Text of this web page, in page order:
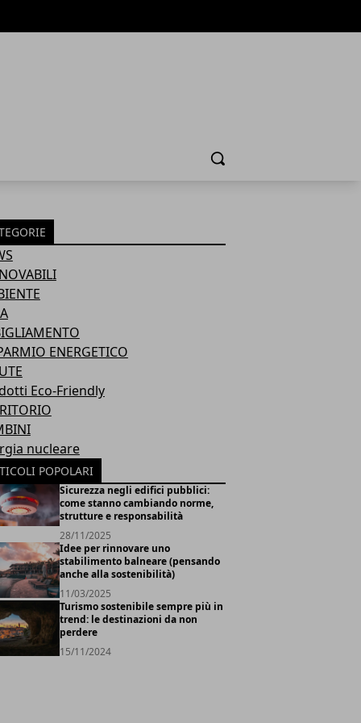
Cerca
ENERGETICO
Eco-Friendly
nucleare
POPOLARI
Sicurezza negli edifici pubblici:
come stanno cambiando norme,
strutture e responsabilità
28/11/2025
Idee per rinnovare uno
stabilimento balneare (pensando
anche alla sostenibilità)
11/03/2025
Turismo sostenibile sempre più in
trend: le destinazioni da non
perdere
15/11/2024